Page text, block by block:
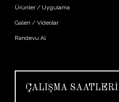
Ürünler / Uygulama
Galeri / Videolar
Randevu Al
ÇALIŞMA SAATLERİ